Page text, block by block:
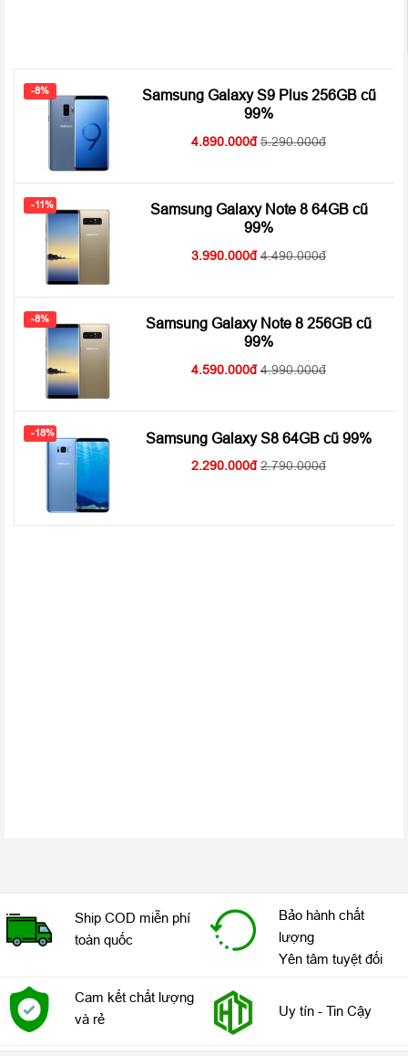
thể hiện rất sắc nét, màu sắc rực rỡ.
Dù màn hình phẳng, phần mặt kính cường lực phía trước của
Galaxy S7 vẫn được bo cong nhẹ.
-8%
Samsung Galaxy S9 Plus 256GB cũ
99%
4.890.000 5.290.000
-11%
Samsung Galaxy Note 8 64GB cũ
99%
3.990.000 4.490.000
-8%
Samsung Galaxy Note 8 256GB cũ
99%
4.590.000 4.990.000
-18% Samsung Galaxy S8 64GB cũ 99%
2.290.000 2.790.000
Ship COD miễn phí
toàn quốc
Bảo hành chất
lượng
Yên tâm tuyệt đối
Cam kết chất lượng
và rẻ
Uy tín - Tin Cậy